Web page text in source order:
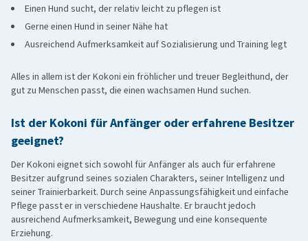
Einen Hund sucht, der relativ leicht zu pflegen ist
Gerne einen Hund in seiner Nähe hat
Ausreichend Aufmerksamkeit auf Sozialisierung und Training legt
Alles in allem ist der Kokoni ein fröhlicher und treuer Begleithund, der
gut zu Menschen passt, die einen wachsamen Hund suchen.
Ist der Kokoni für Anfänger oder erfahrene Besitzer
geeignet?
Der Kokoni eignet sich sowohl für Anfänger als auch für erfahrene
Besitzer aufgrund seines sozialen Charakters, seiner Intelligenz und
seiner Trainierbarkeit. Durch seine Anpassungsfähigkeit und einfache
Pflege passt er in verschiedene Haushalte. Er braucht jedoch
ausreichend Aufmerksamkeit, Bewegung und eine konsequente
Erziehung.